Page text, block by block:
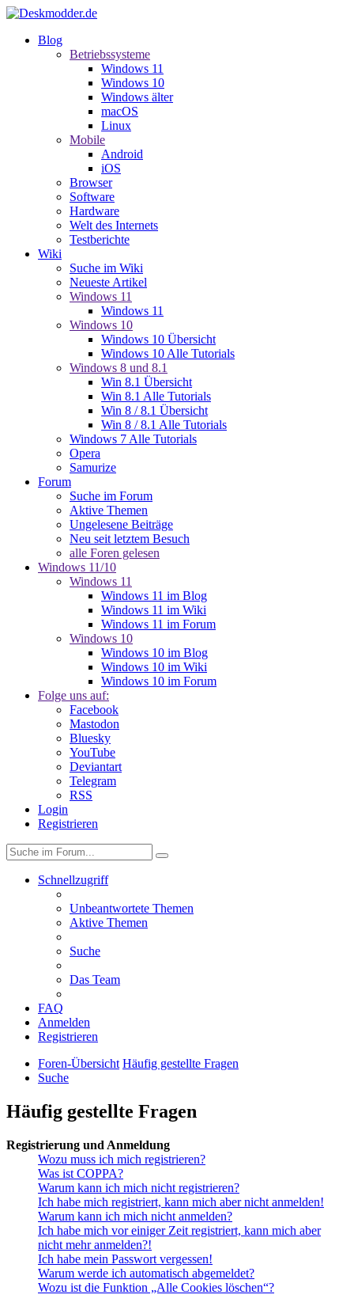
Blog
Betriebssysteme
Windows 11
Windows 10
Windows älter
macOS
Linux
Mobile
Android
iOS
Browser
Software
Hardware
Welt des Internets
Testberichte
Wiki
Suche im Wiki
Neueste Artikel
Windows 11
Windows 11
Windows 10
Windows 10 Übersicht
Windows 10 Alle Tutorials
Windows 8 und 8.1
Win 8.1 Übersicht
Win 8.1 Alle Tutorials
Win 8 / 8.1 Übersicht
Win 8 / 8.1 Alle Tutorials
Windows 7 Alle Tutorials
Opera
Samurize
Forum
Suche im Forum
Aktive Themen
Ungelesene Beiträge
Neu seit letztem Besuch
alle Foren gelesen
Windows 11/10
Windows 11
Windows 11 im Blog
Windows 11 im Wiki
Windows 11 im Forum
Windows 10
Windows 10 im Blog
Windows 10 im Wiki
Windows 10 im Forum
Folge uns auf:
Facebook
Mastodon
Bluesky
YouTube
Deviantart
Telegram
RSS
Login
Registrieren
Schnellzugriff
Unbeantwortete Themen
Aktive Themen
Suche
Das Team
FAQ
Anmelden
Registrieren
Foren-Übersicht Häufig gestellte Fragen
Suche
Häufig gestellte Fragen
Registrierung und Anmeldung
Wozu muss ich mich registrieren?
Was ist COPPA?
Warum kann ich mich nicht registrieren?
Ich habe mich registriert, kann mich aber nicht anmelden!
Warum kann ich mich nicht anmelden?
Ich habe mich vor einiger Zeit registriert, kann mich aber
nicht mehr anmelden?!
Ich habe mein Passwort vergessen!
Warum werde ich automatisch abgemeldet?
Wozu ist die Funktion „Alle Cookies löschen“?